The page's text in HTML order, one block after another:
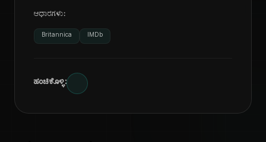
ಆಧಾರಗಳು:
Britannica IMDb
ಹಂಚಿಕೊಳ್ಳಿ: